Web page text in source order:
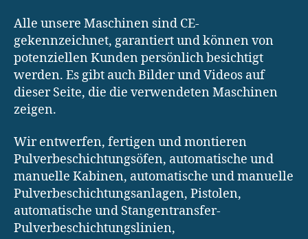
Alle unsere Maschinen sind CE-
gekennzeichnet, garantiert und können von
potenziellen Kunden persönlich besichtigt
werden. Es gibt auch Bilder und Videos auf
dieser Seite, die die verwendeten Maschinen
zeigen.
Wir entwerfen, fertigen und montieren
Pulverbeschichtungsöfen, automatische und
manuelle Kabinen, automatische und manuelle
Pulverbeschichtungsanlagen, Pistolen,
automatische und Stangentransfer-
Pulverbeschichtungslinien,